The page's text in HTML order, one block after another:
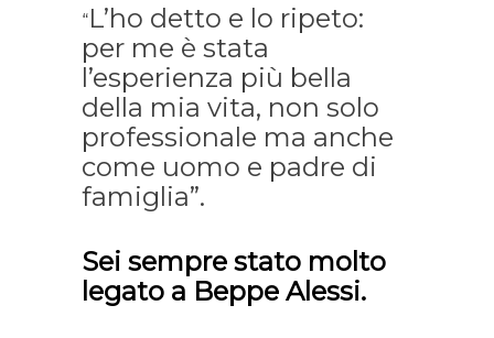
“L’ho detto e lo ripeto:
per me è stata
l’esperienza più bella
della mia vita, non solo
professionale ma anche
come uomo e padre di
famiglia”.
Sei sempre stato molto
legato a Beppe Alessi.